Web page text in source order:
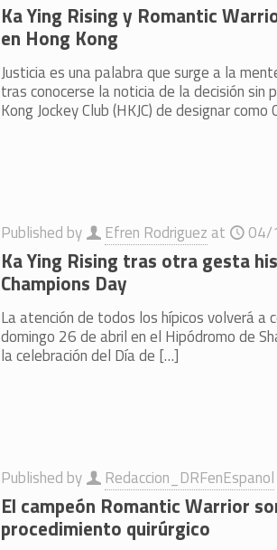
Ka Ying Rising y Romantic
en Hong Kong
Justicia es una palabra que surge a la
tras conocerse la noticia de la decisión sin
Kong Jockey Club (HKJC) de designar como
Published by Efren Rodriguez at 04/
Ka Ying Rising tras otra gesta
Champions Day
La atención de todos los hípicos volverá a
domingo 26 de abril en el Hipódromo de
la celebración del Día de […]
Published by Redaccion_DRFenEspanol
El campeón Romantic Warrior
procedimiento quirúrgico